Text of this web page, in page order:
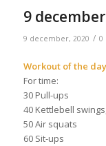
9
9 december, 2020 / 0
Workout of the day
For time:
30 Pull-ups
40 Kettlebell
50 Air squats
60 Sit-ups